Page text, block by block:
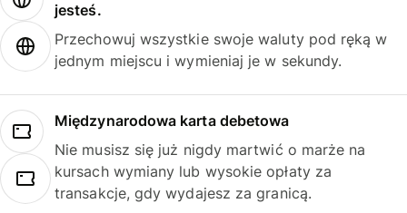
jesteś.
Przechowuj wszystkie swoje waluty pod ręką w
jednym miejscu i wymieniaj je w sekundy.
Międzynarodowa karta debetowa
Nie musisz się już nigdy martwić o marże na
kursach wymiany lub wysokie opłaty za
transakcje, gdy wydajesz za granicą.